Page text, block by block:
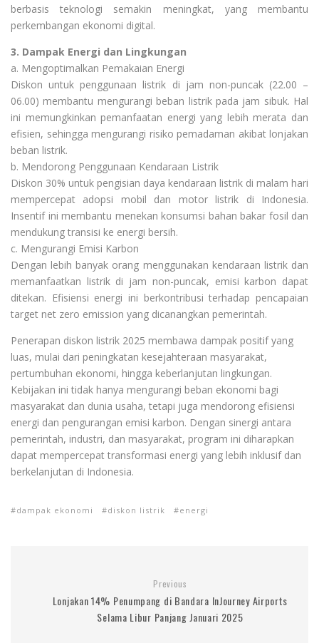
berbasis teknologi semakin meningkat, yang membantu
perkembangan ekonomi digital.
3. Dampak Energi dan Lingkungan
a. Mengoptimalkan Pemakaian Energi
Diskon untuk penggunaan listrik di jam non-puncak (22.00 –
06.00) membantu mengurangi beban listrik pada jam sibuk. Hal
ini memungkinkan pemanfaatan energi yang lebih merata dan
efisien, sehingga mengurangi risiko pemadaman akibat lonjakan
beban listrik.
b. Mendorong Penggunaan Kendaraan Listrik
Diskon 30% untuk pengisian daya kendaraan listrik di malam hari
mempercepat adopsi mobil dan motor listrik di Indonesia.
Insentif ini membantu menekan konsumsi bahan bakar fosil dan
mendukung transisi ke energi bersih.
c. Mengurangi Emisi Karbon
Dengan lebih banyak orang menggunakan kendaraan listrik dan
memanfaatkan listrik di jam non-puncak, emisi karbon dapat
ditekan. Efisiensi energi ini berkontribusi terhadap pencapaian
target net zero emission yang dicanangkan pemerintah.
Penerapan diskon listrik 2025 membawa dampak positif yang
luas, mulai dari peningkatan kesejahteraan masyarakat,
pertumbuhan ekonomi, hingga keberlanjutan lingkungan.
Kebijakan ini tidak hanya mengurangi beban ekonomi bagi
masyarakat dan dunia usaha, tetapi juga mendorong efisiensi
energi dan pengurangan emisi karbon. Dengan sinergi antara
pemerintah, industri, dan masyarakat, program ini diharapkan
dapat mempercepat transformasi energi yang lebih inklusif dan
berkelanjutan di Indonesia.
dampak ekonomi diskon listrik energi
Previous
Lonjakan 14% Penumpang di Bandara InJourney Airports
Selama Libur Panjang Januari 2025